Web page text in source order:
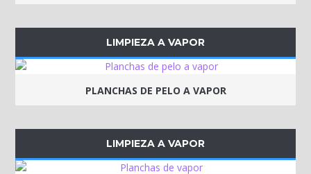
LIMPIEZA A VAPOR
PLANCHAS DE PELO A VAPOR
LIMPIEZA A VAPOR